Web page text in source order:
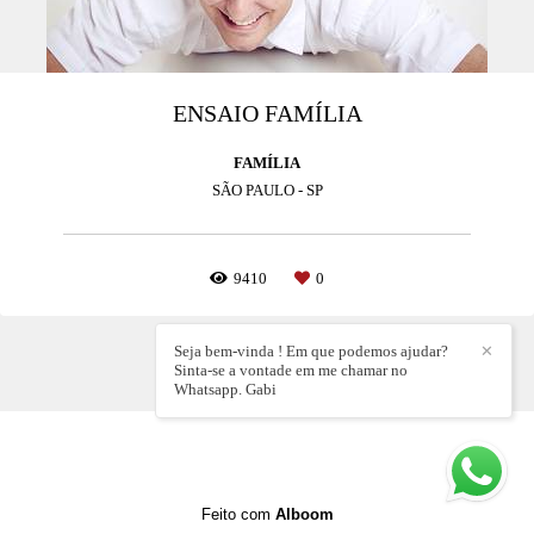
ENSAIO FAMÍLIA
FAMÍLIA
SÃO PAULO - SP
9410 0
✕
Seja bem-vinda ! Em que podemos ajudar?
Sinta-se a vontade em me chamar no
Whatsapp. Gabi
Feito com Alboom